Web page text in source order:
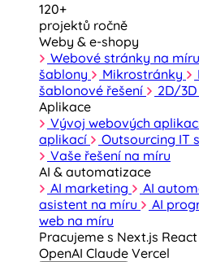
120+
projektů ročně
Weby & e-shopy
Webové stránky na míru
šablony
Mikrostránky
šablonové řešení
2D/
Aplikace
Vývoj webových
aplikací
Outsourcing IT
Vaše řešení na míru
AI & automatizace
AI marketing
AI
asistent na míru
AI
web na míru
Pracujeme s Next.js React
OpenAI Claude Vercel